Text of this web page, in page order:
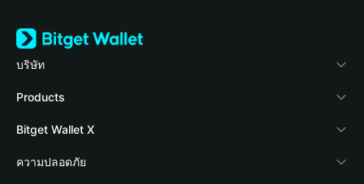
บริษัท
เกี่ยวกับ Bitget Wallet
Blog
Academy
Products
Crypto Card
Stablecoin Earn
Bitget Wallet X
นักพัฒนา
ความปลอดภัย